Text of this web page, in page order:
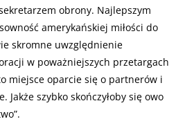
obrony. Najlepszym
amerykańskiej miłości do
skromne uwzględnienie
w poważniejszych przetargach
miejsce oparcie się o partnerów i
Jakże szybko skończyłoby się owo